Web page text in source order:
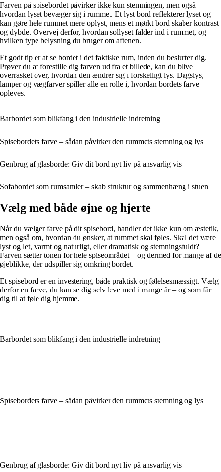
Farven på spisebordet påvirker ikke kun stemningen, men også
hvordan lyset bevæger sig i rummet. Et lyst bord reflekterer lyset og
kan gøre hele rummet mere oplyst, mens et mørkt bord skaber kontrast
og dybde. Overvej derfor, hvordan sollyset falder ind i rummet, og
hvilken type belysning du bruger om aftenen.
Et godt tip er at se bordet i det faktiske rum, inden du beslutter dig.
Prøver du at forestille dig farven ud fra et billede, kan du blive
overrasket over, hvordan den ændrer sig i forskelligt lys. Dagslys,
lamper og vægfarver spiller alle en rolle i, hvordan bordets farve
opleves.
Barbordet som blikfang i den industrielle indretning
Spisebordets farve – sådan påvirker den rummets stemning og lys
Genbrug af glasborde: Giv dit bord nyt liv på ansvarlig vis
Sofabordet som rumsamler – skab struktur og sammenhæng i stuen
Vælg med både øjne og hjerte
Når du vælger farve på dit spisebord, handler det ikke kun om æstetik,
men også om, hvordan du ønsker, at rummet skal føles. Skal det være
lyst og let, varmt og naturligt, eller dramatisk og stemningsfuldt?
Farven sætter tonen for hele spiseområdet – og dermed for mange af de
øjeblikke, der udspiller sig omkring bordet.
Et spisebord er en investering, både praktisk og følelsesmæssigt. Vælg
derfor en farve, du kan se dig selv leve med i mange år – og som får
dig til at føle dig hjemme.
Barbordet som blikfang i den industrielle indretning
Spisebordets farve – sådan påvirker den rummets stemning og lys
Genbrug af glasborde: Giv dit bord nyt liv på ansvarlig vis